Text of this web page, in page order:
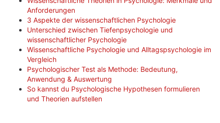
Anforderungen
3 Aspekte der wissenschaftlichen Psychologie
Unterschied zwischen Tiefenpsychologie und
wissenschaftlicher Psychologie
Wissenschaftliche Psychologie und Alltagspsychologie im
Vergleich
Psychologischer Test als Methode: Bedeutung,
Anwendung & Auswertung
So kannst du Psychologische Hypothesen formulieren
und Theorien aufstellen